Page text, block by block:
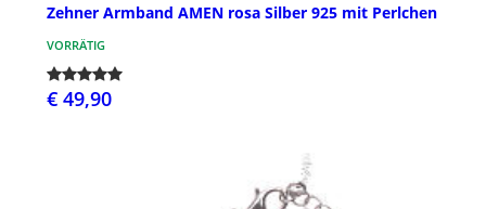
Zehner Armband AMEN rosa Silber 925 mit Perlchen
VORRÄTIG
€ 49,90